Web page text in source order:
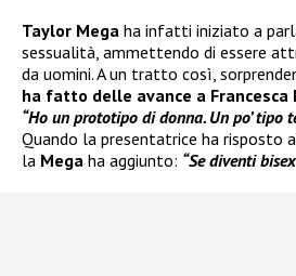
Taylor Mega ha infatti iniziato a
sessualità, ammettendo di essere
da uomini. A un tratto così,
ha fatto delle avance a Francesca
“Ho un prototipo di donna. Un po’ tipo
Quando la presentatrice ha risposto
la Mega ha aggiunto: “Se diventi